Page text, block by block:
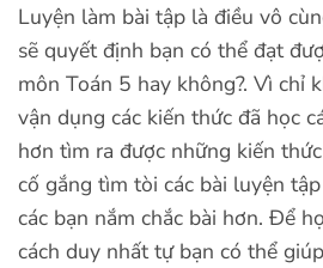
Luyện làm bài tập là điều vô
sẽ quyết định bạn có thể đạt
môn Toán 5 hay không?. Vì chỉ
vận dụng các kiến thức đã học
hơn tìm ra được những kiến
cố gắng tìm tòi các bài luyện
các bạn nắm chắc bài hơn. Để
cách duy nhất tự bạn có thể